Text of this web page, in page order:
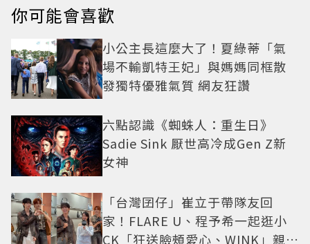
你可能會喜歡
小公主長這麼大了！夏綠蒂「氣
場不輸凱特王妃」與媽媽同框散
發獨特優雅氣質 網友狂讚
六點認識《蜘蛛人：重生日》
Sadie Sink 厭世高冷成Gen Z新
女神
「台灣囝仔」崔立于帶隊友回
家！FLARE U、程予希一起逛小
CK「狂送臉頰愛心、WINK」親曝